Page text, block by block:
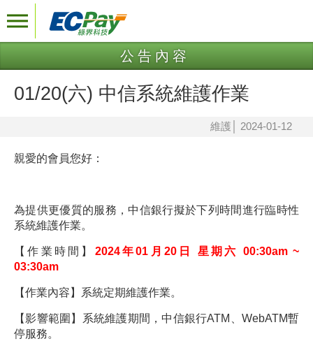
公告內容
01/20(六) 中信系統維護作業
維護 2024-01-12
親愛的會員您好：
為提供更優質的服務，中信銀行擬於下列時間進行臨時性
系統維護作業。
【作業時間】 2024年01月20日 星期六 00:30am ~
03:30am
【作業內容】系統定期維護作業。
【影響範圍】系統維護期間，中信銀行ATM、WebATM暫
停服務。